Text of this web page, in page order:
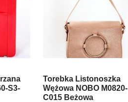
S3-
Torebka Listonoszka
Wężowa NOBO M0820-
C015 Beżowa